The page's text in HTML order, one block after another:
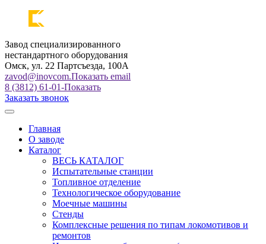
Завод специализированного
нестандартного оборудования
Омск, ул. 22 Партсъезда, 100А
zavod@inovcom.Показать email
8 (3812) 61-01-Показать
Заказать звонок
Главная
О заводе
Каталог
ВЕСЬ КАТАЛОГ
Испытательные станции
Топливное отделение
Технологическое оборудование
Моечные машины
Стенды
Комплексные решения по типам локомотивов и
ремонтов